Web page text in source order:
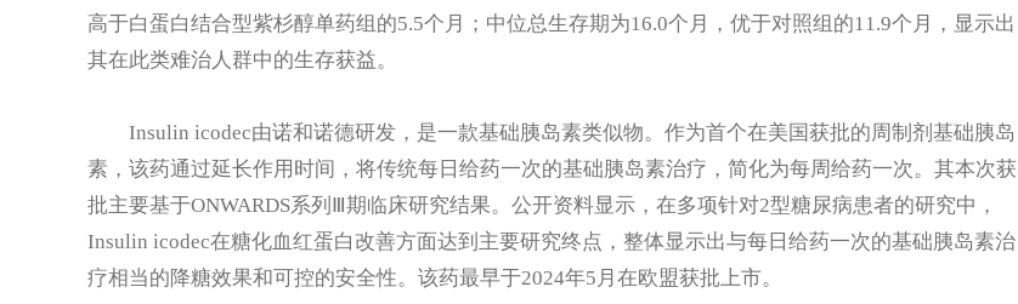
高于白蛋白结合型紫杉醇单药组的5.5个月；中位总生存期为16.0个月，优于对照组的11.9个月，显示出
其在此类难治人群中的生存获益。
Insulin icodec由诺和诺德研发，是一款基础胰岛素类似物。作为首个在美国获批的周制剂基础胰岛
素，该药通过延长作用时间，将传统每日给药一次的基础胰岛素治疗，简化为每周给药一次。其本次获
批主要基于ONWARDS系列Ⅲ期临床研究结果。公开资料显示，在多项针对2型糖尿病患者的研究中，
Insulin icodec在糖化血红蛋白改善方面达到主要研究终点，整体显示出与每日给药一次的基础胰岛素治
疗相当的降糖效果和可控的安全性。该药最早于2024年5月在欧盟获批上市。